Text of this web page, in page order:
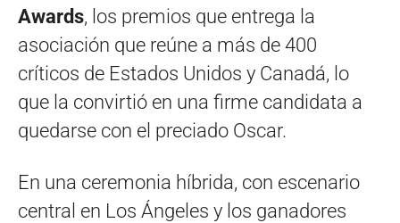
Awards, los premios que entrega la
asociación que reúne a más de 400
críticos de Estados Unidos y Canadá, lo
que la convirtió en una firme candidata a
quedarse con el preciado Oscar.
En una ceremonia híbrida, con escenario
central en Los Ángeles y los ganadores